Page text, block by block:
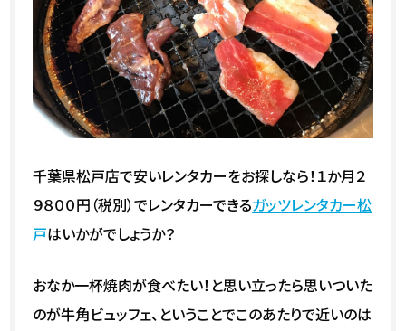
千葉県松戸店で安いレンタカーをお探しなら！１か月２
９８００円（税別）でレンタカーできるガッツレンタカー松
戸はいかがでしょうか？
おなか一杯焼肉が食べたい！と思い立ったら思いついた
のが牛角ビュッフェ、ということでこのあたりで近いのは